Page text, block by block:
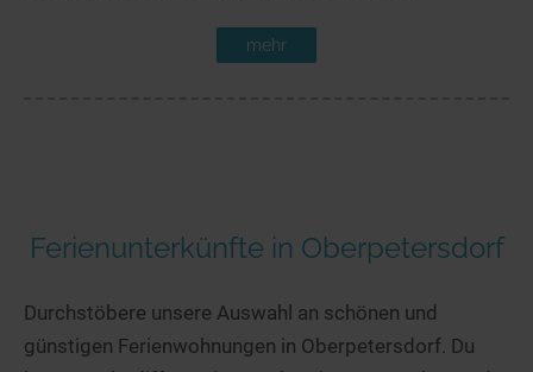
mehr
Ferienunterkünfte in Oberpetersdorf
Durchstöbere unsere Auswahl an schönen und
günstigen Ferienwohnungen in Oberpetersdorf. Du